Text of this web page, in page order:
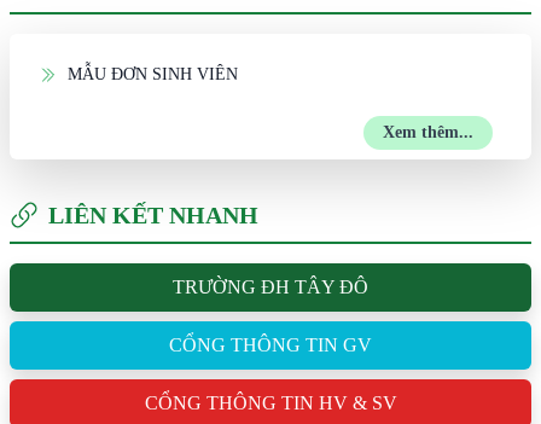
MẪU ĐƠN SINH VIÊN
Xem thêm...
LIÊN KẾT NHANH
TRƯỜNG ĐH TÂY ĐÔ
CỔNG THÔNG TIN GV
CỔNG THÔNG TIN HV & SV